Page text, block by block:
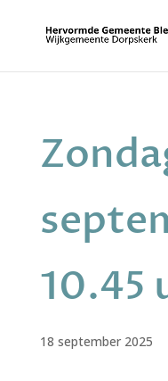
10.45
18 september 2025